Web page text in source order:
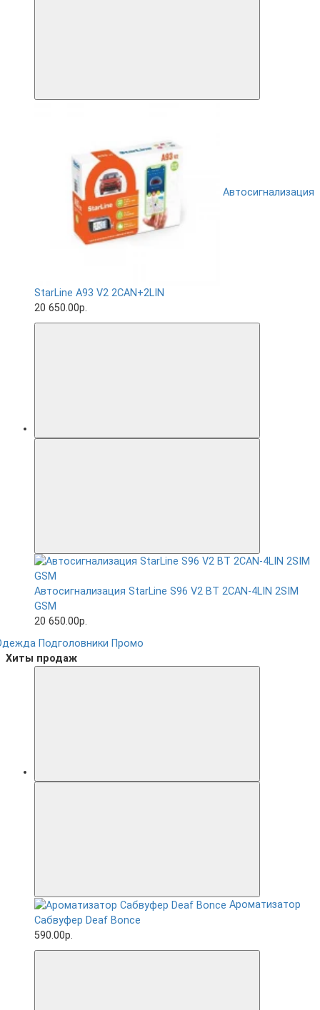
Автосигнализация
StarLine A93 V2 2CAN+2LIN
20 650.00р.
Автосигнализация StarLine S96 V2 BT 2CAN-4LIN 2SIM
GSM
20 650.00р.
Подголовники Промо
Хиты продаж
Ароматизатор
Сабвуфер Deaf Bonce
590.00р.